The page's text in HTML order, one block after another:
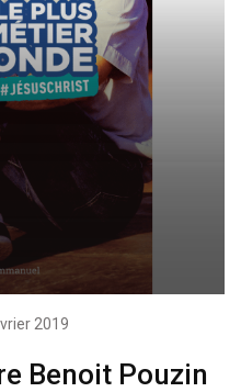
2019
Benoit Pouzin